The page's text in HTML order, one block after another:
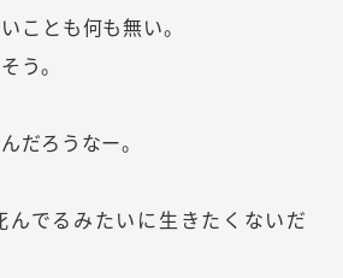
ことも何も無い。
う。
だろうなー。
んでるみたいに生きたくないだ